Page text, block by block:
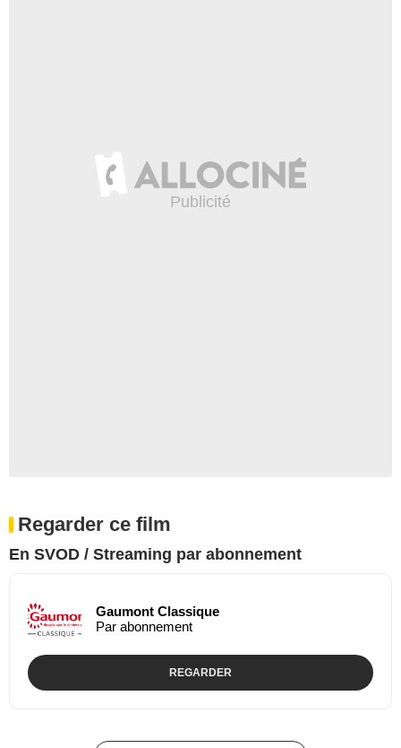
Regarder ce film
En SVOD / Streaming par abonnement
Gaumont Classique
Par abonnement
REGARDER